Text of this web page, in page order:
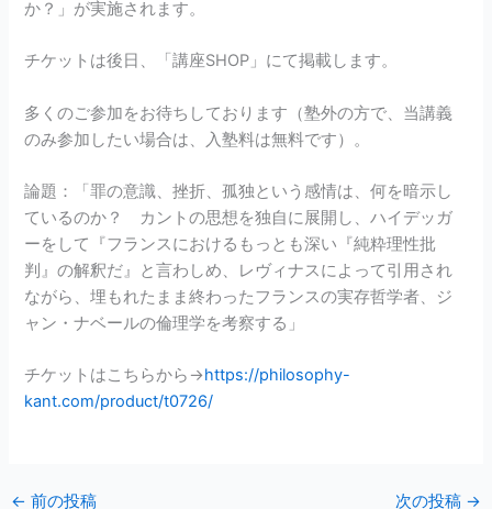
か？」が実施されます。
チケットは後日、「講座SHOP」にて掲載します。
多くのご参加をお待ちしております（塾外の方で、当講義
のみ参加したい場合は、入塾料は無料です）。
論題：「罪の意識、挫折、孤独という感情は、何を暗示し
ているのか？ カントの思想を独自に展開し、ハイデッガ
ーをして『フランスにおけるもっとも深い『純粋理性批
判』の解釈だ』と言わしめ、レヴィナスによって引用され
ながら、埋もれたまま終わったフランスの実存哲学者、ジ
ャン・ナベールの倫理学を考察する」
チケットはこちらから→https://philosophy-
kant.com/product/t0726/
← 前の投稿 次の投稿 →